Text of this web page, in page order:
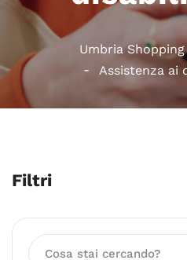
Umbria Shopping
Assistenza ai
Filtri